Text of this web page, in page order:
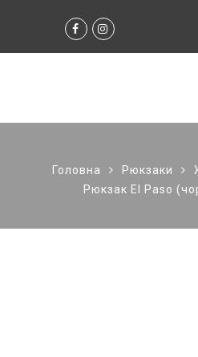
Головна Рюкзаки
Рюкзак El Paso